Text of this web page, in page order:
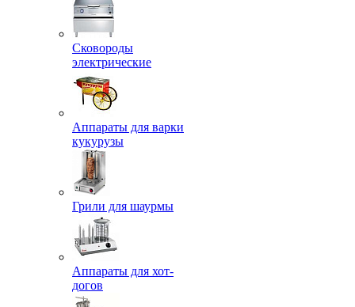
Сковороды
электрические
Аппараты для варки
кукурузы
Грили для шаурмы
Аппараты для хот-
догов